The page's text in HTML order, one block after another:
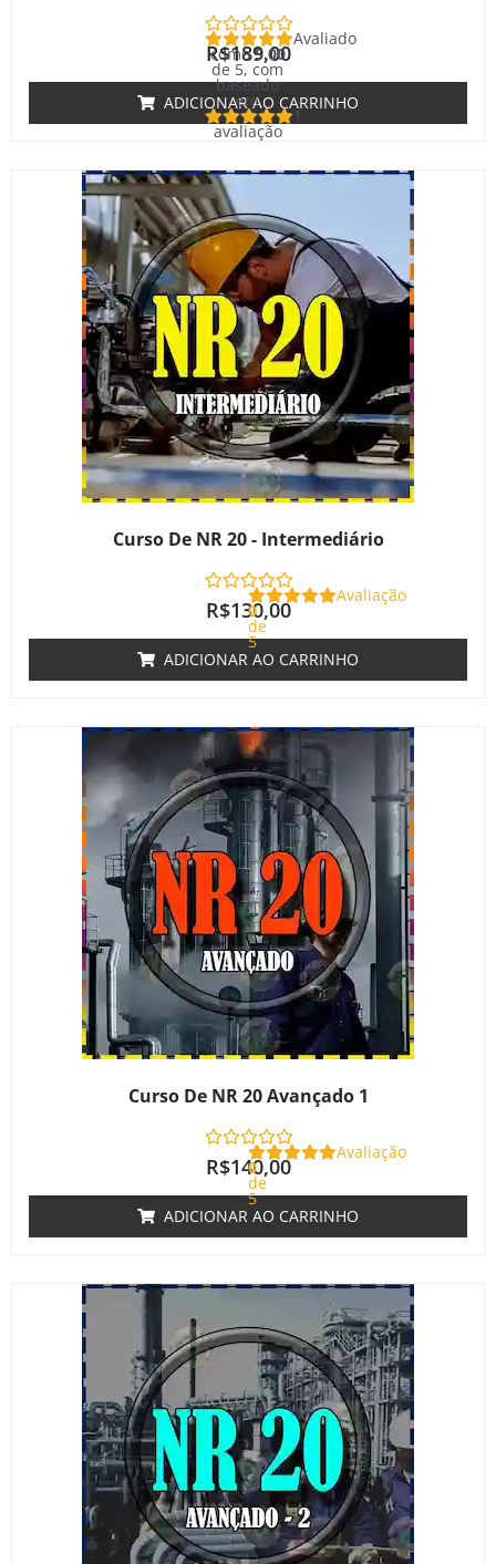
Avaliado
como5.00
de 5, com
baseado
em
1
avaliação
de cliente
R$189,00
ADICIONAR AO CARRINHO
Curso De NR 20 - Intermediário
Avaliação
0
de
5
R$130,00
ADICIONAR AO CARRINHO
Curso De NR 20 Avançado 1
Avaliação
0
de
5
R$140,00
ADICIONAR AO CARRINHO